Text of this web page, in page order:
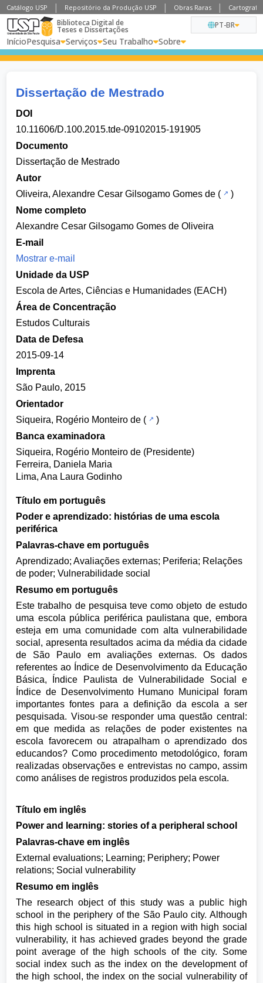
Catálogo USP Repositório da Produção USP Obras Raras
Biblioteca Digital de
Teses e Dissertações
InícioPesquisa Serviços Seu Trabalho Sobre
PT-BR
Dissertação de Mestrado
DOI
10.11606/D.100.2015.tde-09102015-191905
Documento
Dissertação de Mestrado
Autor
Oliveira, Alexandre Cesar Gilsogamo Gomes de (
)
Nome completo
Alexandre Cesar Gilsogamo Gomes de Oliveira
E-mail
Mostrar e-mail
Unidade da USP
Escola de Artes, Ciências e Humanidades (EACH)
Área de Concentração
Estudos Culturais
Data de Defesa
2015-09-14
Imprenta
São Paulo, 2015
Orientador
Siqueira, Rogério Monteiro de (
)
Banca examinadora
Siqueira, Rogério Monteiro de (Presidente)
Ferreira, Daniela Maria
Lima, Ana Laura Godinho
Título em português
Poder e aprendizado: histórias de uma escola
periférica
Palavras-chave em português
Aprendizado; Avaliações externas; Periferia; Relações
de poder; Vulnerabilidade social
Resumo em português
Este trabalho de pesquisa teve como objeto de estudo
uma escola pública periférica paulistana que, embora
esteja em uma comunidade com alta vulnerabilidade
social, apresenta resultados acima da média da cidade
de São Paulo em avaliações externas. Os dados
referentes ao Índice de Desenvolvimento da Educação
Básica, Índice Paulista de Vulnerabilidade Social e
Índice de Desenvolvimento Humano Municipal foram
importantes fontes para a definição da escola a ser
pesquisada. Visou-se responder uma questão central:
em que medida as relações de poder existentes na
escola favorecem ou atrapalham o aprendizado dos
educandos? Como procedimento metodológico, foram
realizadas observações e entrevistas no campo, assim
como análises de registros produzidos pela escola.
Título em inglês
Power and learning: stories of a peripheral school
Palavras-chave em inglês
External evaluations; Learning; Periphery; Power
relations; Social vulnerability
Resumo em inglês
The research object of this study was a public high
school in the periphery of the São Paulo city. Although
this high school is situated in a region with high social
vulnerability, it has achieved grades beyond the grade
point average of the high schools of the city. Some
social index such as the index on the development of
the high school, the index on the social vulnerability of